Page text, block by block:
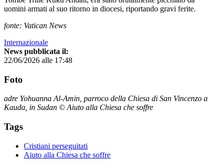
uomini armati al suo ritorno in diocesi, riportando gravi ferite.
fonte: Vatican News
Internazionale
News pubblicata il:
22/06/2026 alle 17:48
Foto
adre Yohuanna Al-Amin, parroco della Chiesa di San Vincenzo a
Kauda, in Sudan © Aiuto alla Chiesa che soffre
Tags
Cristiani perseguitati
Aiuto alla Chiesa che soffre